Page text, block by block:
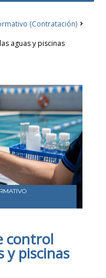
(Contratación)
aguas y piscinas
control
y piscinas